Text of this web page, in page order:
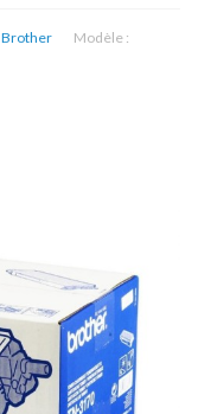
Brother
Modèle :